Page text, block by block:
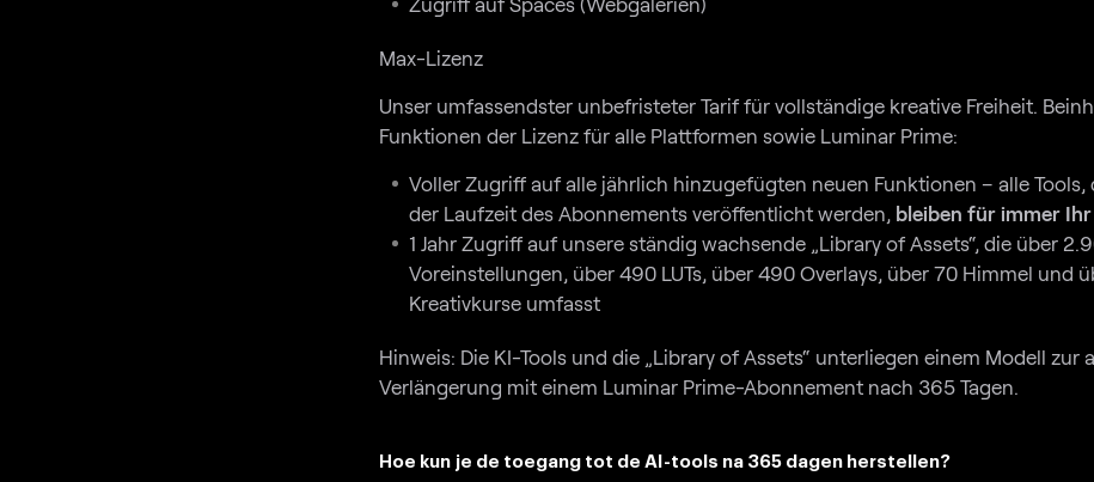
Max-Lizenz
Unser umfassendster unbefristeter Tarif für vollständige kreative Freiheit.
Funktionen der Lizenz für alle Plattformen sowie Luminar Prime:
Voller Zugriff auf alle jährlich hinzugefügten neuen Funktionen – alle Tools,
der Laufzeit des Abonnements veröffentlicht werden, bleiben für immer
1 Jahr Zugriff auf unsere ständig wachsende „Library of Assets“, die über
Voreinstellungen, über 490 LUTs, über 490 Overlays, über 70 Himmel und
Kreativkurse umfasst
Hinweis: Die KI-Tools und die „Library of Assets“ unterliegen einem Modell zur
Verlängerung mit einem Luminar Prime-Abonnement nach 365 Tagen.
Hoe kun je de toegang tot de AI-tools na 365 dagen herstellen?